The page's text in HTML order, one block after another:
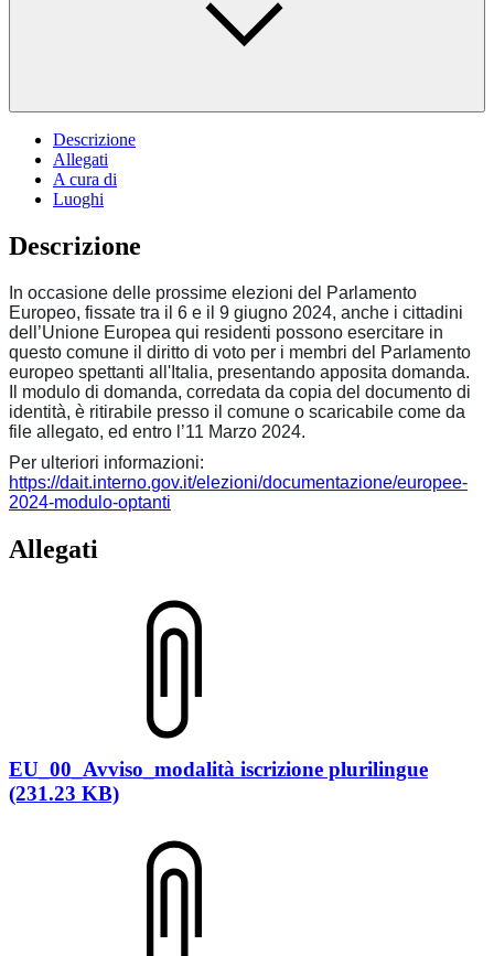
Descrizione
Allegati
A cura di
Luoghi
Descrizione
In occasione delle prossime elezioni del Parlamento
Europeo, fissate tra il 6 e il 9 giugno 2024, anche i cittadini
dell’Unione Europea qui residenti possono esercitare in
questo comune il diritto di voto per i membri del Parlamento
europeo spettanti all'Italia, presentando apposita domanda.
Il modulo di domanda, corredata da copia del documento di
identità, è ritirabile presso il comune o scaricabile come da
file allegato, ed entro l’11 Marzo 2024.
Per ulteriori informazioni:
https://dait.interno.gov.it/elezioni/documentazione/europee-
2024-modulo-optanti
Allegati
EU_00_Avviso_modalità iscrizione plurilingue
(231.23 KB)